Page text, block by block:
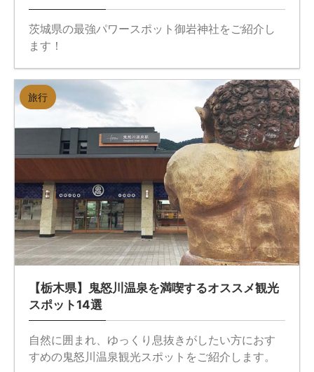
茨城県の最強パワースポット御岩神社をご紹介し
ます！
旅行
【栃木県】鬼怒川温泉を満喫するオススメ観光
スポット14選
自然に囲まれ、ゆっくり息抜きがしたい方におす
すめの鬼怒川温泉観光スポットをご紹介します。